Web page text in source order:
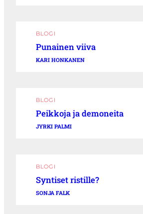
BLOGI
Punainen viiva
KARI HONKANEN
BLOGI
Peikkoja ja demoneita
JYRKI PALMI
BLOGI
Syntiset ristille?
SONJA FALK